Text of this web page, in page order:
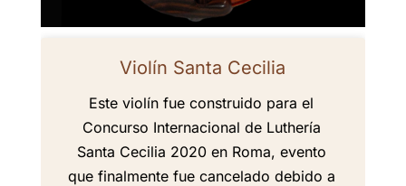
Violín Santa Cecilia
Este violín fue construido para el
Concurso Internacional de Luthería
Santa Cecilia 2020 en Roma, evento
que finalmente fue cancelado debido a